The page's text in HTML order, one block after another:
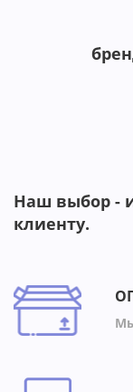
Наш выбор -
клиенту.